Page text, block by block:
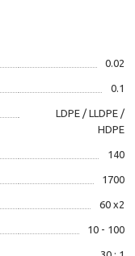
0.02
0.1
LDPE / LLDPE /
HDPE
140
1700
60 x2
10 - 100